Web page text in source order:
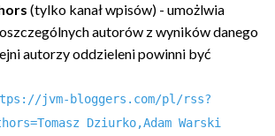
(tylko kanał wpisów) - umożlwia
autorów z wyników danego
autorzy oddzieleni powinni być
jvm-bloggers.com/pl/rss?
Dziurko,Adam Warski